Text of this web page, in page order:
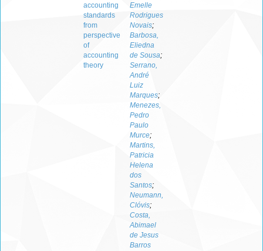
accounting
standards
from
perspective
of
accounting
theory
Emelle
Rodrigues
Novais;
Barbosa,
Eliedna
de Sousa;
Serrano,
André
Luiz
Marques;
Menezes,
Pedro
Paulo
Murce;
Martins,
Patricia
Helena
dos
Santos;
Neumann,
Clóvis;
Costa,
Abimael
de Jesus
Barros